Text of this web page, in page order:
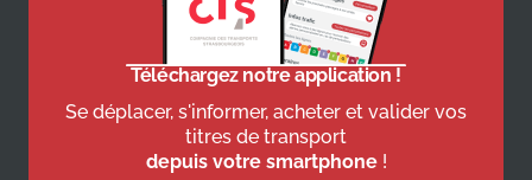
Téléchargez notre application !
Se déplacer, s'informer, acheter et valider vos
titres de transport
depuis votre smartphone !